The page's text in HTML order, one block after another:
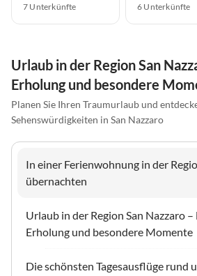
7 Unterkünfte 6 Unterkünfte
Urlaub in der Region San
Erholung und besondere
Planen Sie Ihren Traumurlaub und
Sehenswürdigkeiten in San Nazzaro
In einer Ferienwohnung in der
übernachten
Urlaub in der Region San Nazzaro –
Erholung und besondere Momente
Die schönsten Tagesausflüge rund